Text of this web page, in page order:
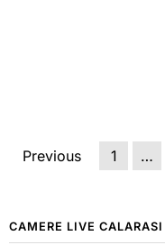
Previous 1 …
CAMERE LIVE CALARASI